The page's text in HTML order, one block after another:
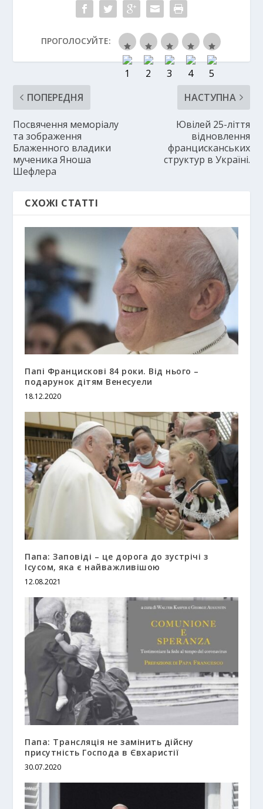
ПРОГОЛОСУЙТЕ:
ПОПЕРЕДНЯ
Посвячення меморіалу
та зображення
Блаженного владики
мученика Яноша
Шефлера
НАСТУПНА
Ювілей 25-ліття
відновлення
францисканських
структур в Україні.
СХОЖІ СТАТТІ
Папі Францискові 84 роки. Від нього –
подарунок дітям Венесуели
18.12.2020
Папа: Заповіді – це дорога до зустрічі з
Ісусом, яка є найважливішою
12.08.2021
Папа: Трансляція не замінить дійсну
присутність Господа в Євхаристії
30.07.2020